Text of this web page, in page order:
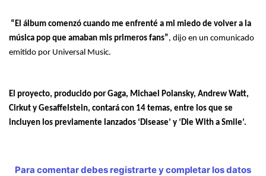
“El álbum comenzó cuando me enfrenté a mi miedo de volver a la
música pop que amaban mis primeros fans”, dijo en un comunicado
emitido por Universal Music.
El proyecto, producido por Gaga, Michael Polansky, Andrew Watt,
Cirkut y Gesaffelstein, contará con 14 temas, entre los que se
incluyen los previamente lanzados ‘Disease’ y ‘Die With a Smile’.
Para comentar debes registrarte y completar los datos